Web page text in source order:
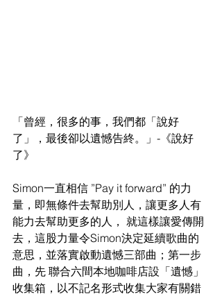
「曾經，很多的事，我們都「說好
了」，最後卻以遺憾告終。」-《說好
了》
Simon一直相信 ”Pay it forward” 的力
量，即無條件去幫助別人，讓更多人有
能力去幫助更多的人， 就這樣讓愛傳開
去，這股力量令Simon決定延續歌曲的
意思，並落實啟動遺憾三部曲；第一步
曲，先 聯合六間本地咖啡店設「遺憾」
收集箱，以不記名形式收集大家有關錯